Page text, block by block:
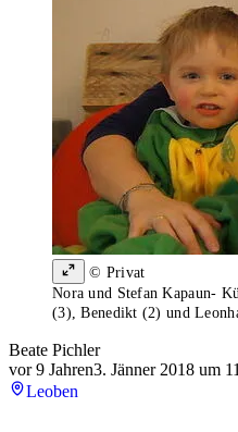
© Privat
Nora und Stefan Kapaun-
(3), Benedikt (2) und
Beate Pichler
vor 9 Jahren3. Jänner 2018 um
Leoben